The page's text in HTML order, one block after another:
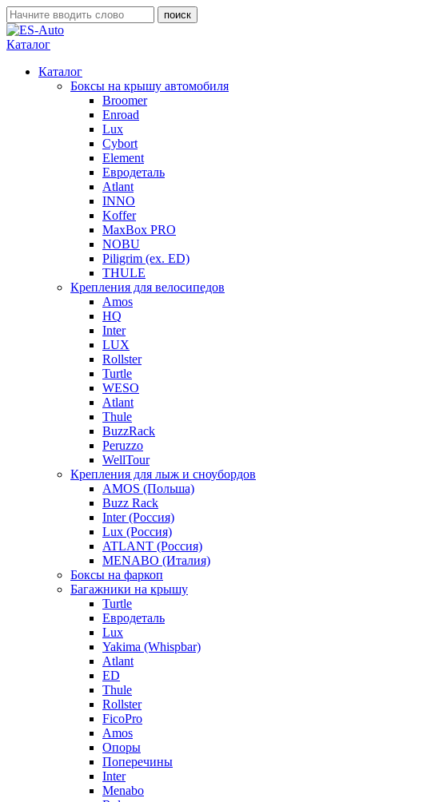
Каталог
Каталог
Боксы на крышу автомобиля
Broomer
Enroad
Lux
Cybort
Element
Евродеталь
Atlant
INNO
Koffer
MaxBox PRO
NOBU
Piligrim (ex. ED)
THULE
Крепления для велосипедов
Amos
HQ
Inter
LUX
Rollster
Turtle
WESO
Atlant
Thule
BuzzRack
Peruzzo
WellTour
Крепления для лыж и сноубордов
AMOS (Польша)
Buzz Rack
Inter (Россия)
Lux (Россия)
ATLANT (Россия)
MENABO (Италия)
Боксы на фаркоп
Багажники на крышу
Turtle
Евродеталь
Lux
Yakima (Whispbar)
Atlant
ED
Thule
Rollster
FicoPro
Amos
Опоры
Поперечины
Inter
Menabo